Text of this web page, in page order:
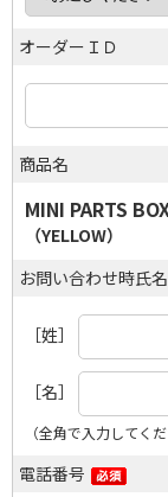
オーダーＩＤ
商品名
MINI PARTS
（YELLOW）
お問い合わせ時氏名
［姓］
［名］
（全角で入力してくだ
電話番号